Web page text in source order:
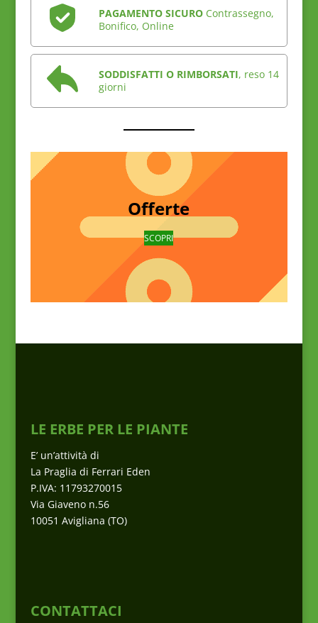
PAGAMENTO SICUROContrassegno,
Bonifico, Online
SODDISFATTI O RIMBORSATI, reso 14
giorni
Offerte
SCOPRI
LE ERBE PER LE PIANTE
E’ un’attività di
La Praglia di Ferrari Eden
P.IVA: 11793270015
Via Giaveno n.56
10051 Avigliana (TO)
CONTATTACI